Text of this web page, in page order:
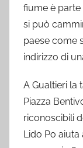
fiume è
si può
paese come
indirizzo di
A Gualtieri la
Piazza
riconoscibili
Lido Po